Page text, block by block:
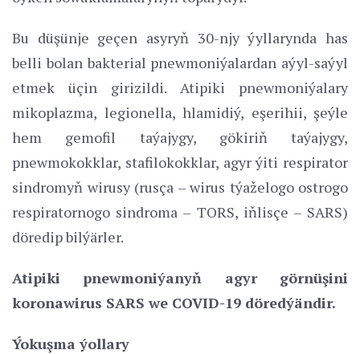
Bu düşünje geçen asyryň 30-njy ýyllarynda has
belli bolan bakterial pnewmoniýalardan aýyl-saýyl
etmek üçin girizildi. Atipiki pnewmoniýalary
mikoplazma, legionella, hlamidiý, eşerihii, şeýle
hem gemofil taýajygy, gökiriň taýajygy,
pnewmokokklar, stafilokokklar, agyr ýiti respirator
sindromyň wirusy (rusça – wirus týaželogo ostrogo
respiratornogo sindroma – TORS, iňlisçe – SARS)
döredip bilýärler.
Atipiki pnewmoniýanyň agyr görnüşini
koronawirus SARS we COVID-19 döredýändir.
Ýokuşma ýollary